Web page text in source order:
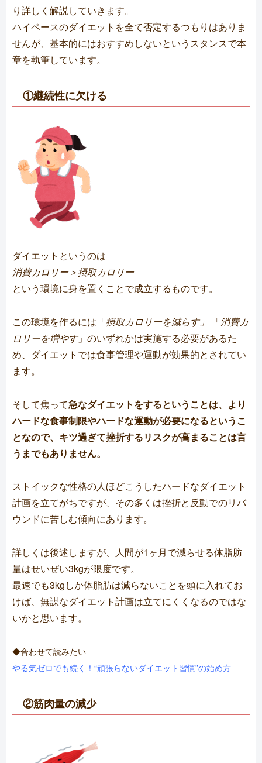
り詳しく解説していきます。
ハイペースのダイエットを全て否定するつもりはありま
せんが、基本的にはおすすめしないというスタンスで本
章を執筆しています。
①継続性に欠ける
ダイエットというのは
消費カロリー＞摂取カロリー
という環境に身を置くことで成立するものです。
この環境を作るには「摂取カロリーを減らす」 「消費カ
ロリーを増やす」のいずれかは実施する必要があるた
め、ダイエットでは食事管理や運動が効果的とされてい
ます。
そして焦って急なダイエットをするということは、より
ハードな食事制限やハードな運動が必要になるというこ
となので、キツ過ぎて挫折するリスクが高まることは言
うまでもありません。
ストイックな性格の人ほどこうしたハードなダイエット
計画を立てがちですが、その多くは挫折と反動でのリバ
ウンドに苦しむ傾向にあります。
詳しくは後述しますが、人間が1ヶ月で減らせる体脂肪
量はせいぜい3kgが限度です。
最速でも3kgしか体脂肪は減らないことを頭に入れてお
けば、無謀なダイエット計画は立てにくくなるのではな
いかと思います。
◆合わせて読みたい
やる気ゼロでも続く！“頑張らないダイエット習慣”の始め方
②筋肉量の減少